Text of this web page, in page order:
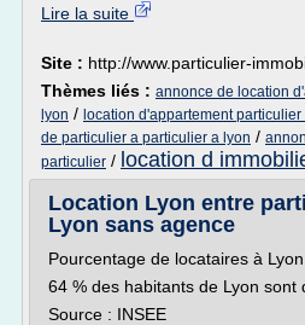
Lire la suite
Site : http://www.particulier-
Thèmes liés : annonce de location
lyon / location d'appartement particulier
de particulier a particulier a lyon /
particulier / location d
Location Lyon entre
Lyon sans agence
Pourcentage de locataires à Lyon
64 % des habitants de Lyon sont
Source : INSEE